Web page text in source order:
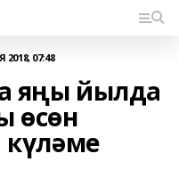
2018, 07:48
яңы йылда
өсөн
күләме